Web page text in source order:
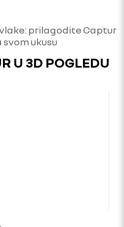
prilagodite Captur
ukusu
U 3D POGLEDU